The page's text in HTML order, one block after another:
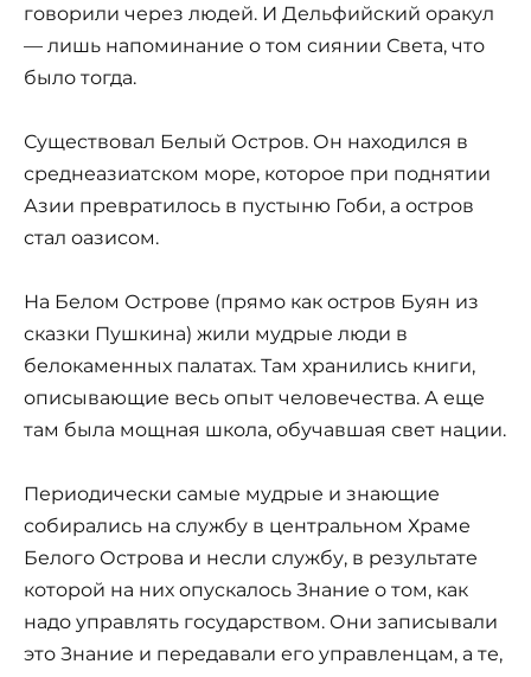
говорили через людей. И Дельфийский оракул
— лишь напоминание о том сиянии Света, что
было тогда.
Существовал Белый Остров. Он находился в
среднеазиатском море, которое при поднятии
Азии превратилось в пустыню Гоби, а остров
стал оазисом.
На Белом Острове (прямо как остров Буян из
сказки Пушкина) жили мудрые люди в
белокаменных палатах. Там хранились книги,
описывающие весь опыт человечества. А еще
там была мощная школа, обучавшая свет нации.
Периодически самые мудрые и знающие
собирались на службу в центральном Храме
Белого Острова и несли службу, в результате
которой на них опускалось Знание о том, как
надо управлять государством. Они записывали
это Знание и передавали его управленцам, а те,